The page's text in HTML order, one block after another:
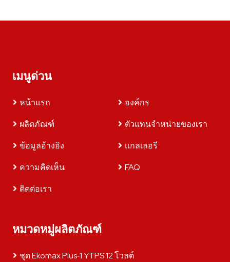
เมนูด่วน
หน้าแรก
องค์กร
ผลิตภัณฑ์
ตัวแทนจำหน่ายของเรา
ข้อมูลอ้างอิง
แกลเลอรี
ความคิดเห็น
FAQ
ติดต่อเรา
หมวดหมู่ผลิตภัณฑ์
ชุด Ekomax Plus‑1 YTPS 12 โวลต์